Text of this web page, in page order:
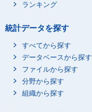
ランキング
統計データを探す
すべてから探す
データベースから探す
ファイルから探す
分野から探す
組織から探す